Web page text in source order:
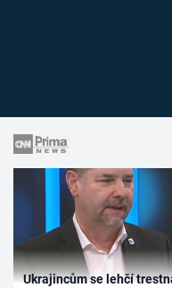
Ukrajincům se lehčí